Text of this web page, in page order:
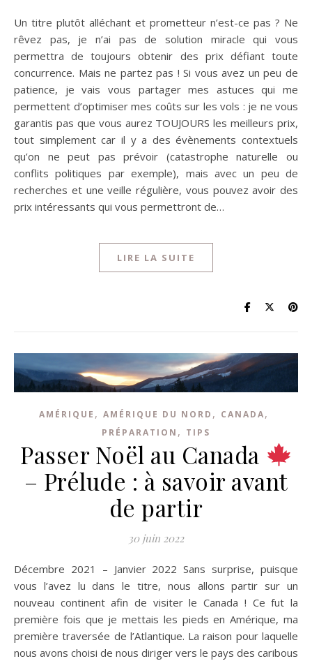
Un titre plutôt alléchant et prometteur n’est-ce pas ? Ne
rêvez pas, je n’ai pas de solution miracle qui vous
permettra de toujours obtenir des prix défiant toute
concurrence. Mais ne partez pas ! Si vous avez un peu de
patience, je vais vous partager mes astuces qui me
permettent d’optimiser mes coûts sur les vols : je ne vous
garantis pas que vous aurez TOUJOURS les meilleurs prix,
tout simplement car il y a des évènements contextuels
qu’on ne peut pas prévoir (catastrophe naturelle ou
conflits politiques par exemple), mais avec un peu de
recherches et une veille régulière, vous pouvez avoir des
prix intéressants qui vous permettront de…
LIRE LA SUITE
AMÉRIQUE , AMÉRIQUE DU NORD , CANADA,
PRÉPARATION , TIPS
Passer Noël au Canada
– Prélude : à savoir avant
de partir
30 juin 2022
Décembre 2021 – Janvier 2022 Sans surprise, puisque
vous l’avez lu dans le titre, nous allons partir sur un
nouveau continent afin de visiter le Canada ! Ce fut la
première fois que je mettais les pieds en Amérique, ma
première traversée de l’Atlantique. La raison pour laquelle
nous avons choisi de nous diriger vers le pays des caribous